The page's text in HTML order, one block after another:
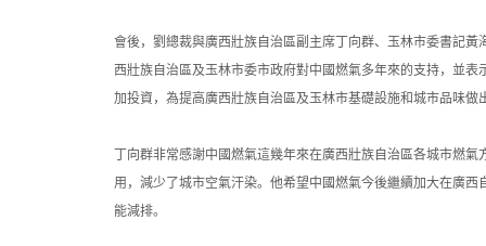
會後，劉總裁與廣西壯族自治區副主席丁向群、玉林市委書記
西壯族自治區及玉林市委市政府對中國燃氣多年來的支持，並
加投資，為提高廣西壯族自治區及玉林市基礎設施和城市品味做
丁向群非常感謝中國燃氣這幾年來在廣西壯族自治區各城市燃
用，減少了城市空氣汗染。他希望中國燃氣今後繼續加大在廣
能減排。